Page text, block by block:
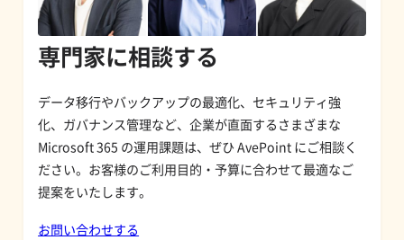
専門家に相談する
データ移行やバックアップの最適化、セキュリティ強
化、ガバナンス管理など、企業が直面するさまざまな
Microsoft 365 の運用課題は、ぜひ AvePoint にご相談く
ださい。お客様のご利用目的・予算に合わせて最適なご
提案をいたします。
お問い合わせする